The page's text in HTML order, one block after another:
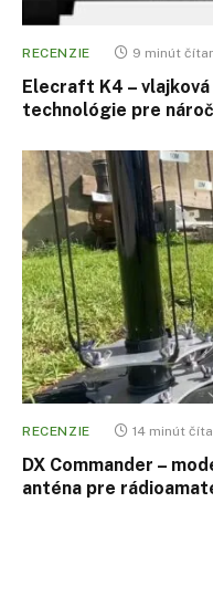
RECENZIE 9 minút
Elecraft K4 –
technológie pre
RECENZIE 14 minút
DX Commander –
anténa pre